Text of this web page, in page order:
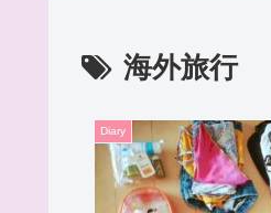
海外旅行
Diary